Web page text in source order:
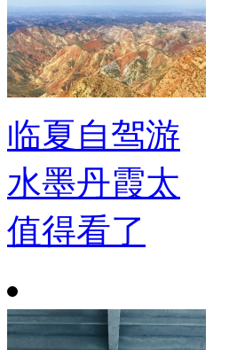
临夏自驾游
水墨丹霞太
值得看了